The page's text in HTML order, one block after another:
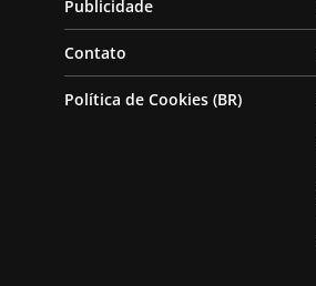
Publicidade
Contato
Política de Cookies (BR)